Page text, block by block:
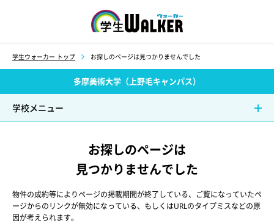
学生ウォーカー トップ お探しのページは見つかりませんでした
多摩美術大学（上野毛キャンパス）
学校メニュー
お探しのページは
見つかりませんでした
物件の成約等によりページの掲載期間が終了している、ご覧になっていたペ
ージからのリンクが無効になっている、もしくはURLのタイプミスなどの原
因が考えられます。